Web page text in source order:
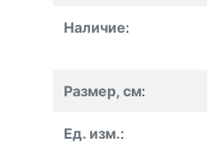
Наличие:
Размер, см:
Ед. изм.: